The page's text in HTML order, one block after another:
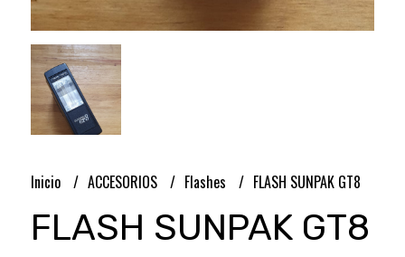
Inicio ACCESORIOS Flashes FLASH SUNPAK GT8
FLASH SUNPAK GT8